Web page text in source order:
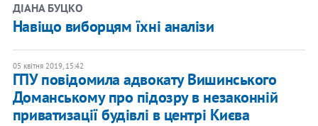
ДІАНА БУЦКО
Навіщо виборцям їхні аналізи
05 квітня 2019, 15:42
ГПУ повідомила адвокату Вишинського
Доманському про підозру в незаконній
приватизації будівлі в центрі Києва